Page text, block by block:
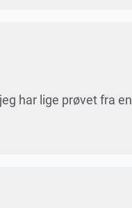
har lige prøvet fra